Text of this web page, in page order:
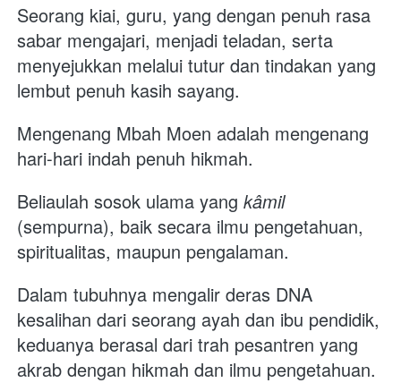
Seorang kiai, guru, yang dengan penuh rasa
sabar mengajari, menjadi teladan, serta
menyejukkan melalui tutur dan tindakan yang
lembut penuh kasih sayang.
Mengenang Mbah Moen adalah mengenang
hari-hari indah penuh hikmah.
Beliaulah sosok ulama yang kâmil
(sempurna), baik secara ilmu pengetahuan,
spiritualitas, maupun pengalaman.
Dalam tubuhnya mengalir deras DNA
kesalihan dari seorang ayah dan ibu pendidik,
keduanya berasal dari trah pesantren yang
akrab dengan hikmah dan ilmu pengetahuan.